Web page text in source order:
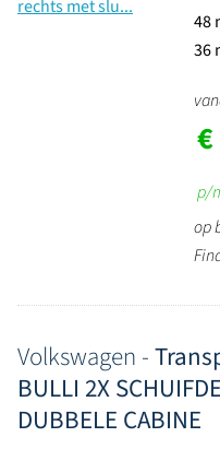
48
36
p/
op
Volkswagen -
BULLI 2X
DUBBELE CABINE